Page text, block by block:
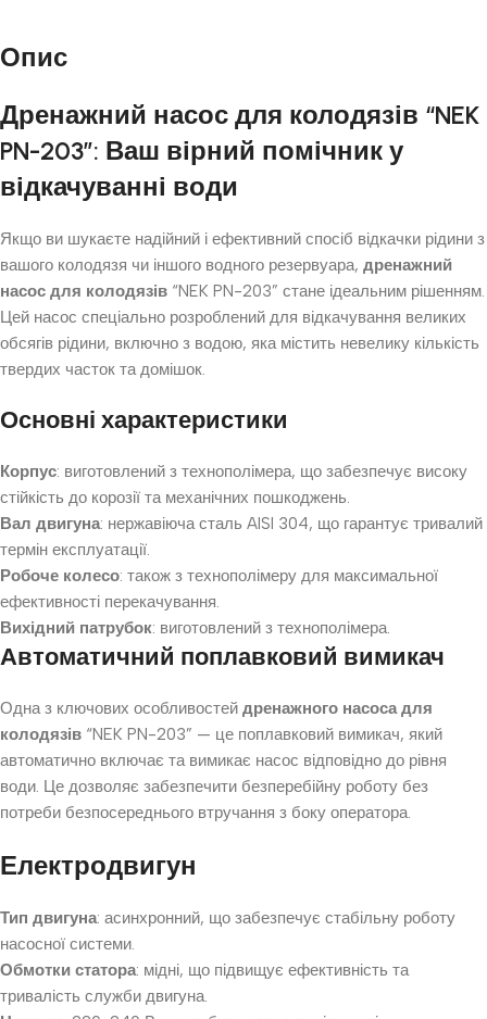
Опис
Дренажний насос для колодязів “NEK
PN-203”: Ваш вірний помічник у
відкачуванні води
Якщо ви шукаєте надійний і ефективний спосіб відкачки рідини з
вашого колодязя чи іншого водного резервуара, дренажний
насос для колодязів “NEK PN-203” стане ідеальним рішенням.
Цей насос спеціально розроблений для відкачування великих
обсягів рідини, включно з водою, яка містить невелику кількість
твердих часток та домішок.
Основні характеристики
Корпус: виготовлений з технополімера, що забезпечує високу
стійкість до корозії та механічних пошкоджень.
Вал двигуна: нержавіюча сталь AISI 304, що гарантує тривалий
термін експлуатації.
Робоче колесо: також з технополімеру для максимальної
ефективності перекачування.
Вихідний патрубок: виготовлений з технополімера.
Автоматичний поплавковий вимикач
Одна з ключових особливостей дренажного насоса для
колодязів “NEK PN-203” — це поплавковий вимикач, який
автоматично включає та вимикає насос відповідно до рівня
води. Це дозволяє забезпечити безперебійну роботу без
потреби безпосереднього втручання з боку оператора.
Електродвигун
Тип двигуна: асинхронний, що забезпечує стабільну роботу
насосної системи.
Обмотки статора: мідні, що підвищує ефективність та
тривалість служби двигуна.